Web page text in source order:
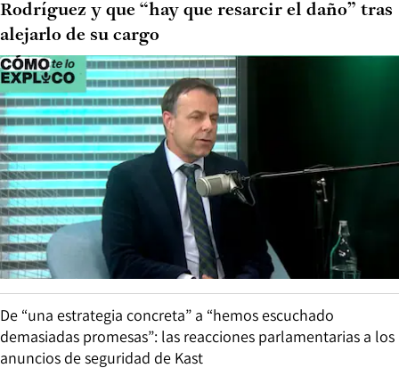
Rodríguez y que “hay que resarcir el daño” tras
alejarlo de su cargo
De “una estrategia concreta” a “hemos escuchado
demasiadas promesas”: las reacciones parlamentarias a los
anuncios de seguridad de Kast